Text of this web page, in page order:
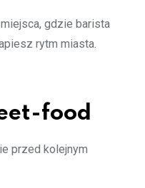
gdzie barista
rytm miasta.
food
przed kolejnym